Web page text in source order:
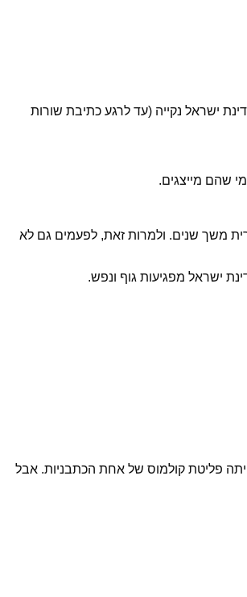
ישראל נקייה (עד לרגע כתיבת שורות
שהם מייצגים.
משך שנים. ולמרות זאת, לפעמים גם לא
ישראל מפגיעות גוף ונפש.
טילים". חייכתי, והאמנתי שהייתה פליטת קולמוס של אחת הכתבניות. אבל